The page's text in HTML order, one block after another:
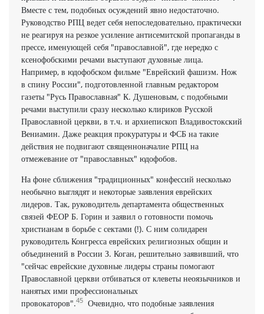
Вместе с тем, подобных осуждений явно недостаточно.
Руководство РПЦ ведет себя непоследовательно, практически
не реагируя на резкое усиление антисемитской пропаганды в
прессе, именующей себя "православной", где нередко с
ксенофобскими речами выступают духовные лица.
Например, в юдофобском фильме "Еврейский фашизм. Нож
в спину России", подготовленной главным редактором
газеты "Русь Православная" К. Душеновым, с подобными
речами выступили сразу несколько клириков Русской
Православной церкви, в т.ч. и архиепископ Владивостокский
Вениамин. Даже реакция прокуратуры и ФСБ на такие
действия не подвигают священноначалие РПЦ на
отмежевание от "православных" юдофобов.
На фоне сближения "традиционных" конфессий несколько
необычно выглядят и некоторые заявления еврейских
лидеров. Так, руководитель департамента общественных
связей ФЕОР Б. Горин и заявил о готовности помочь
христианам в борьбе с сектами (!). С ним солидарен
руководитель Конгресса еврейских религиозных общин и
объединений в России З. Коган, решительно заявивший, что
"сейчас еврейские духовные лидеры страны помогают
Православной церкви отбиваться от клеветы неоязычников и
нанятых ими профессиональных
провокаторов".45 Очевидно, что подобные заявления